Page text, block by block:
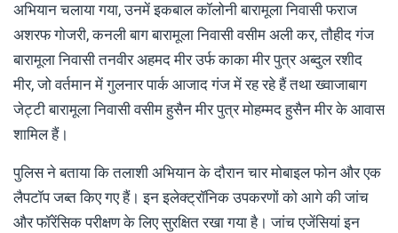
अभियान चलाया गया, उनमें इकबाल कॉलोनी बारामूला निवासी फराज
अशरफ गोजरी, कनली बाग बारामूला निवासी वसीम अली कर, तौहीद गंज
बारामूला निवासी तनवीर अहमद मीर उर्फ काका मीर पुत्र अब्दुल रशीद
मीर, जो वर्तमान में गुलनार पार्क आजाद गंज में रह रहे हैं तथा ख्वाजाबाग
जेट्टी बारामूला निवासी वसीम हुसैन मीर पुत्र मोहम्मद हुसैन मीर के आवास
शामिल हैं।
पुलिस ने बताया कि तलाशी अभियान के दौरान चार मोबाइल फोन और एक
लैपटॉप जब्त किए गए हैं। इन इलेक्ट्रॉनिक उपकरणों को आगे की जांच
और फॉरेंसिक परीक्षण के लिए सुरक्षित रखा गया है। जांच एजेंसियां इन